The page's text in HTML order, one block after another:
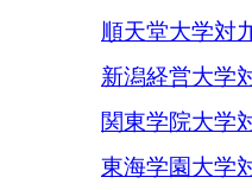
順天堂大学対
新潟経営大学
関東学院大学
東海学園大学